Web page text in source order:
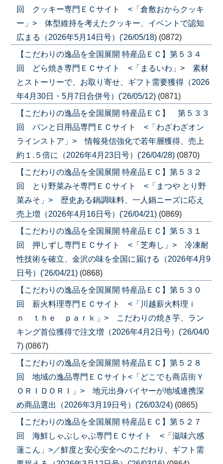
回 クッキー専門ＥＣサイト <「倉敷おからクッキ
ー」> 体型維持を考えたクッキー、イベントで認知
広まる（2026年5月14日号）('26/05/18) (0872)
【こだわりの逸品を全国展開 特産品ＥＣ】第５３４
回 どら焼き専門ＥＣサイト <「まるいわ」> 素材
とストーリーで、お取り寄せ、ギフト需要獲得（2026
年4月30日・5月7日合併号）('26/05/12) (0871)
【こだわりの逸品を全国展開 特産品ＥＣ】 第５３３
回 パンと日用品専門ＥＣサイト <「わざわざオン
ラインストア」> 情報発信強化で若年層獲得、売上
約１.５倍に（2026年4月23日号）('26/04/28) (0870)
【こだわりの逸品を全国展開 特産品ＥＣ】第５３２
回 とり野菜みそ専門ＥＣサイト <「まつや とり野
菜みそ」> 歴史ある鍋調味料、一人鍋ニーズに応え
売上増（2026年4月16日号）('26/04/21) (0869)
【こだわりの逸品を全国展開 特産品ＥＣ】第５３１
回 押しずし専門ＥＣサイト <「芝寿し」> 冷凍耐
性技術を確立、金沢の味を全国に届ける（2026年4月9
日号）('26/04/21) (0868)
【こだわりの逸品を全国展開 特産品ＥＣ】第５３０
回 薪火料理専門ＥＣサイト <「川越薪火料理ｉ
ｎ ｔｈｅ ｐａｒｋ」> こだわりの焼き芋、ラン
キング首位獲得で注文増（2026年4月2日号）('26/04/0
7) (0867)
【こだわりの逸品を全国展開 特産品ＥＣ】第５２８
回 地域の逸品専門ＥＣサイト<「どこでも商店街Ｙ
ＯＲＩＤＯＲＩ」> 地元出身バイヤーが地域連携深
め商品選出（2026年3月19日号）('26/03/24) (0865)
【こだわりの逸品を全国展開 特産品ＥＣ】第５２７
回 海鮮しゃぶしゃぶ専門ＥＣサイト <「滋味六感
蓮こん」>／鮮度と安心安全へのこだわり、ギフト需